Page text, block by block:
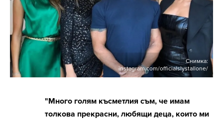
Снимка:
instagram.com/officialslystallone/
"Mного голям късметлия съм, че имам
толкова прекрасни, любящи деца, които ми